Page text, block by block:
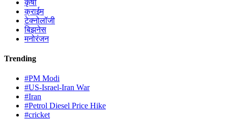
कृषी
क्राईम
टेक्नोलॉजी
बिझनेस
मनोरंजन
Trending
#PM Modi
#US-Israel-Iran War
#Iran
#Petrol Diesel Price Hike
#cricket